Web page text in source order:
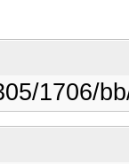
1706/